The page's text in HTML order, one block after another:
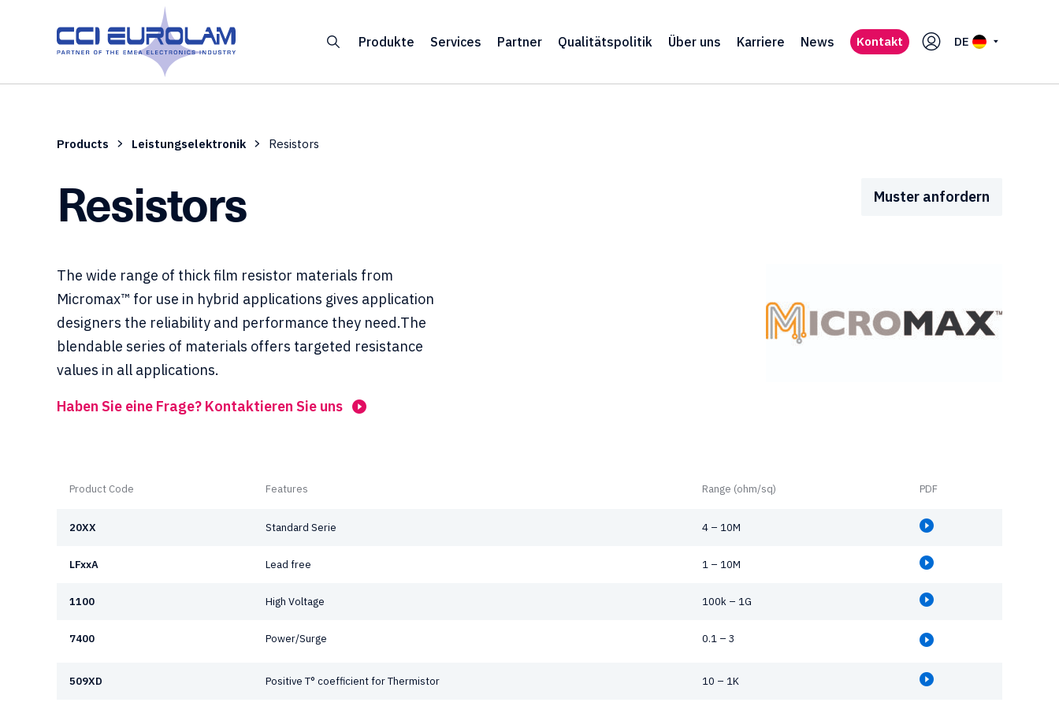
Produkte Services Partner Qualitätspolitik Über uns Karriere News Kontakt DE
Products Leistungselektronik Resistors
Resistors Muster anfordern
The wide range of thick film resistor materials from
Micromax™ for use in hybrid applications gives application
designers the reliability and performance they need.The
blendable series of materials offers targeted resistance
values in all applications.
Haben Sie eine Frage? Kontaktieren Sie uns
Product Code Features Range (ohm/sq) PDF
20XX Standard Serie 4 – 10M
LFxxA Lead free 1 – 10M
1100 High Voltage 100k – 1G
7400 Power/Surge 0.1 – 3
509XD Positive T° coefficient for Thermistor 10 – 1K